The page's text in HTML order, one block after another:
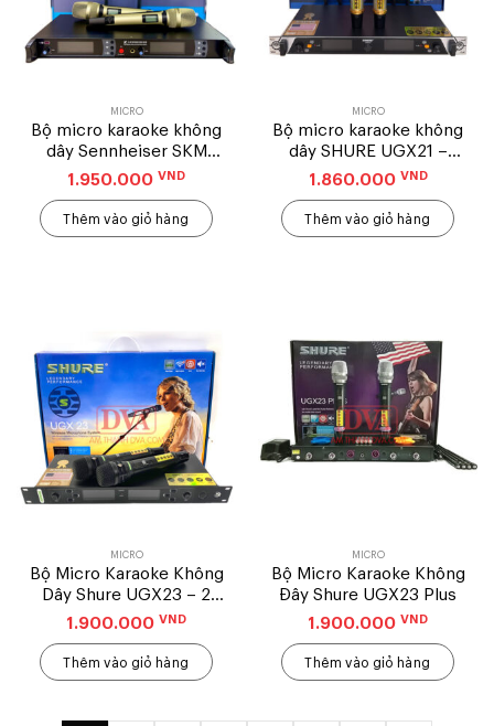
MICRO
Bộ micro karaoke không
dây Sennheiser SKM
9000
1.950.000 VND
Thêm vào giỏ hàng
MICRO
Bộ micro karaoke không
dây SHURE UGX21 –
Hàng loại 1
1.860.000 VND
Thêm vào giỏ hàng
MICRO
Bộ Micro Karaoke Không
Dây Shure UGX23 – 2
Anten
1.900.000 VND
Thêm vào giỏ hàng
MICRO
Bộ Micro Karaoke Không
Đây Shure UGX23 Plus
1.900.000 VND
Thêm vào giỏ hàng